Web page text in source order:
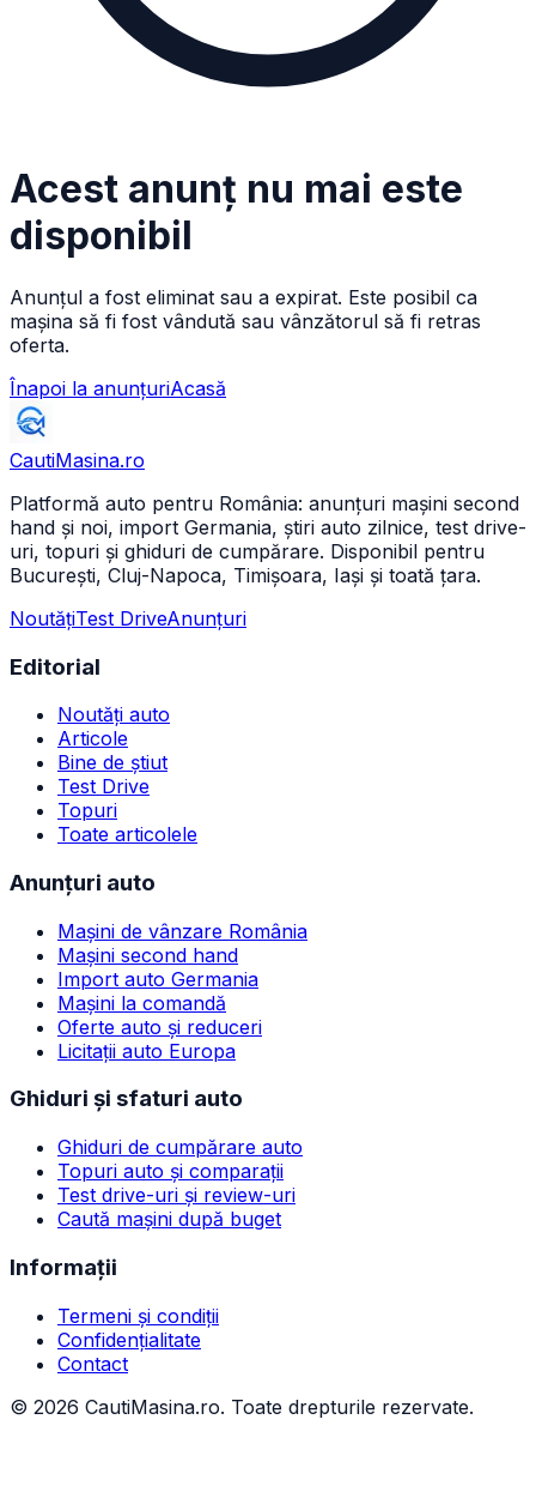
Acest anunț nu mai este
disponibil
Anunțul a fost eliminat sau a expirat. Este posibil ca
mașina să fi fost vândută sau vânzătorul să fi retras
oferta.
Înapoi la anunțuriAcasă
CautiMasina.ro
Platformă auto pentru România: anunțuri mașini second
hand și noi, import Germania, știri auto zilnice, test drive-
uri, topuri și ghiduri de cumpărare. Disponibil pentru
București, Cluj-Napoca, Timișoara, Iași și toată țara.
NoutățiTest DriveAnunțuri
Editorial
Noutăți auto
Articole
Bine de știut
Test Drive
Topuri
Toate articolele
Anunțuri auto
Mașini de vânzare România
Mașini second hand
Import auto Germania
Mașini la comandă
Oferte auto și reduceri
Licitații auto Europa
Ghiduri și sfaturi auto
Ghiduri de cumpărare auto
Topuri auto și comparații
Test drive-uri și review-uri
Caută mașini după buget
Informații
Termeni și condiții
Confidențialitate
Contact
© 2026 CautiMasina.ro. Toate drepturile rezervate.